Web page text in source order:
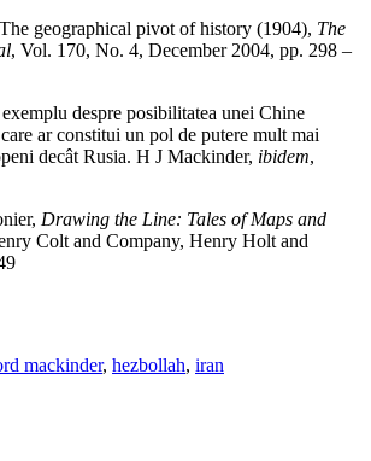
geographical pivot of history (1904), The
, Vol. 170, No. 4, December 2004, pp. 298 –
despre posibilitatea unei Chine
ar constitui un pol de putere mult mai
decât Rusia. H J Mackinder, ibidem,
Drawing the Line: Tales of Maps and
Colt and Company, Henry Holt and
mackinder, hezbollah, iran